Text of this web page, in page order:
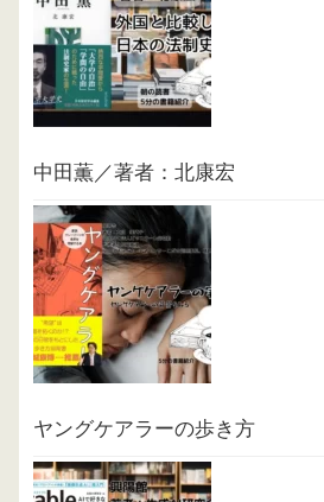
中田薫／著者：北康宏
ヤングケアラーの歩き方